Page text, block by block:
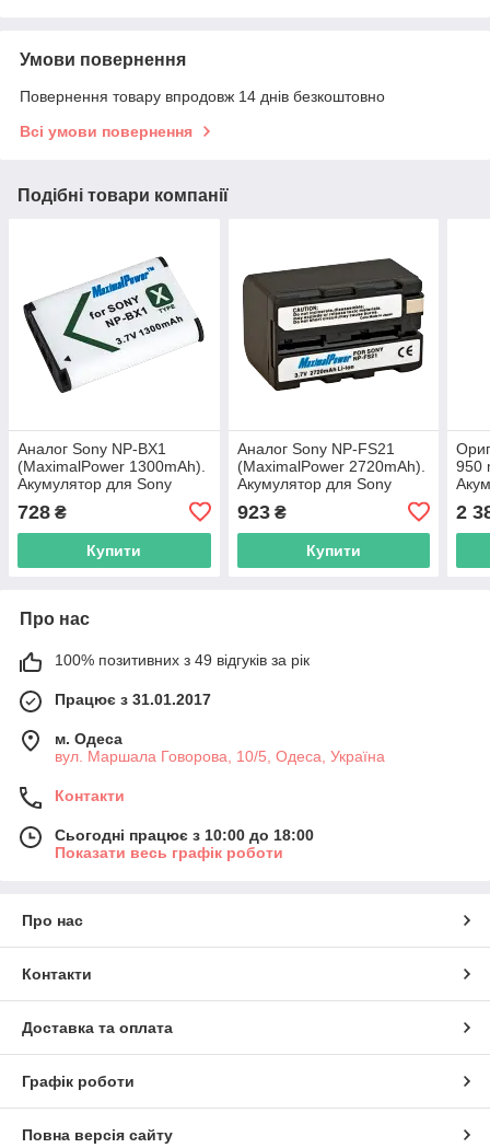
Умови повернення
Повернення товару впродовж 14 днів безкоштовно
Всі умови повернення
Подібні товари компанії
Аналог Sony NP-BX1
(MaximalPower 1300mAh).
Акумулятор для Sony
728 ₴
Купити
Аналог Sony NP-FS21
(MaximalPower 2720mAh).
Акумулятор для Sony
DCR-PC1-5, DSC-P20-50,
DSC-F55, DSC-F505 та ін.
923₴
Купити
950
CX/
2
Про нас
100% позитивних з 49 відгуків за рік
Працює з 31.01.2017
м. Одеса
вул. Маршала Говорова, 10/5, Одеса, Україна
Контакти
Сьогодні працює з 10:00 до 18:00
Показати весь графік роботи
Про нас
Контакти
Доставка та оплата
Графік роботи
Повна версія сайту